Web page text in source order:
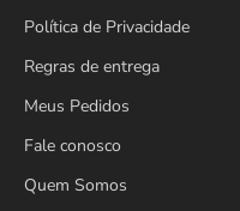
Política de Privacidade
Regras de entrega
Meus Pedidos
Fale conosco
Quem Somos